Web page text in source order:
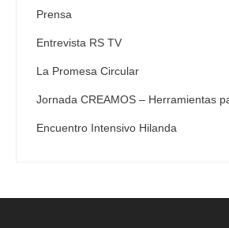
Prensa
Entrevista RS TV
La Promesa Circular
Jornada CREAMOS – Herramientas
Encuentro Intensivo Hilanda